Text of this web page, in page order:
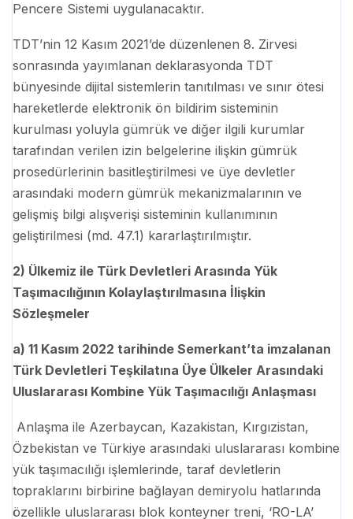
Pencere Sistemi uygulanacaktır.
TDT’nin 12 Kasım 2021’de düzenlenen 8. Zirvesi
sonrasında yayımlanan deklarasyonda TDT
bünyesinde dijital sistemlerin tanıtılması ve sınır ötesi
hareketlerde elektronik ön bildirim sisteminin
kurulması yoluyla gümrük ve diğer ilgili kurumlar
tarafından verilen izin belgelerine ilişkin gümrük
prosedürlerinin basitleştirilmesi ve üye devletler
arasındaki modern gümrük mekanizmalarının ve
gelişmiş bilgi alışverişi sisteminin kullanımının
geliştirilmesi (md. 47.1) kararlaştırılmıştır.
2) Ülkemiz ile Türk Devletleri Arasında Yük
Taşımacılığının Kolaylaştırılmasına İlişkin
Sözleşmeler
a) 11 Kasım 2022 tarihinde Semerkant’ta imzalanan
Türk Devletleri Teşkilatına Üye Ülkeler Arasındaki
Uluslararası Kombine Yük Taşımacılığı Anlaşması
Anlaşma ile Azerbaycan, Kazakistan, Kırgızistan,
Özbekistan ve Türkiye arasındaki uluslararası kombine
yük taşımacılığı işlemlerinde, taraf devletlerin
topraklarını birbirine bağlayan demiryolu hatlarında
özellikle uluslararası blok konteyner treni, ‘RO-LA’